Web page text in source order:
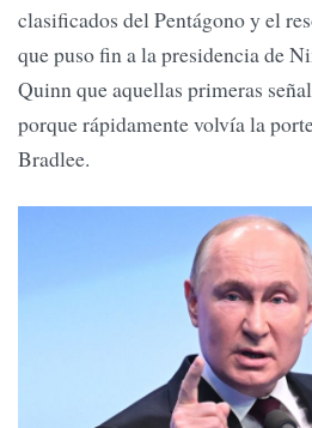
clasificados del Pentágono y el
que puso fin a la presidencia de
Quinn que aquellas primeras
porque rápidamente volvía la
Bradlee.